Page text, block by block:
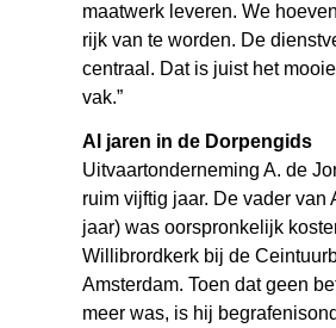
maatwerk leveren. We
rijk van te worden. De
centraal. Dat is juist het
vak.”
Al jaren in de Dorpengids
Uitvaartonderneming A. de
ruim vijftig jaar. De vader van
jaar) was oorspronkelijk
Willibrordkerk bij de
Amsterdam. Toen dat geen
meer was, is hij